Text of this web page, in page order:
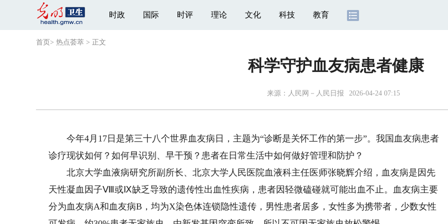
时政 国际 时评 理论 文化 科技 教育
首页 > 热点荟萃 > 正文
科学守护血友病患者健康
来源： 人民网－人民日报 2026-04-24 07:15
今年4月17日是第三十八个世界血友病日，主题为“诊断是关怀工作的第一步”。我国血友病患者
诊疗现状如何？如何早识别、早干预？患者在日常生活中如何做好管理和防护？
北京大学血液病研究所副所长、北京大学人民医院血液科主任医师张晓辉介绍，血友病是因先
天性凝血因子Ⅷ或Ⅸ缺乏导致的遗传性出血性疾病，患者因轻微磕碰就可能出血不止。血友病主要
分为血友病A和血友病B，均为X染色体连锁隐性遗传，男性患者居多，女性多为携带者，少数女性